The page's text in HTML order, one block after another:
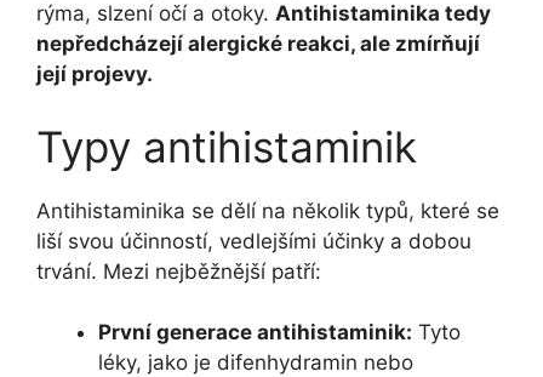
rýma, slzení očí a otoky. Antihistaminika tedy
nepředcházejí alergické reakci, ale zmírňují
její projevy.
Typy antihistaminik
Antihistaminika se dělí na několik typů, které se
liší svou účinností, vedlejšími účinky a dobou
trvání. Mezi nejběžnější patří:
První generace antihistaminik: Tyto
léky, jako je difenhydramin nebo